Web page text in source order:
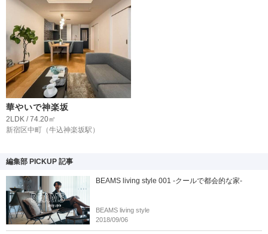
華やいで神楽坂
2LDK / 74.20㎡
新宿区中町 （牛込神楽坂駅）
編集部 PICKUP 記事
BEAMS living style 001 -クールで都会的な家-
BEAMS living style
2018/09/06